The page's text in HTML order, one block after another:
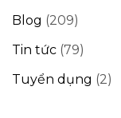
Blog (209)
Tin tức (79)
Tuyển dụng (2)